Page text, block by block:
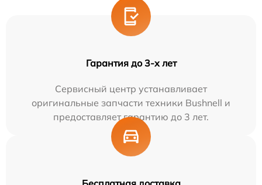
Гарантия до 3-х лет
Сервисный центр устанавливает
оригинальные запчасти техники Bushnell и
предоставляет гарантию до 3 лет.